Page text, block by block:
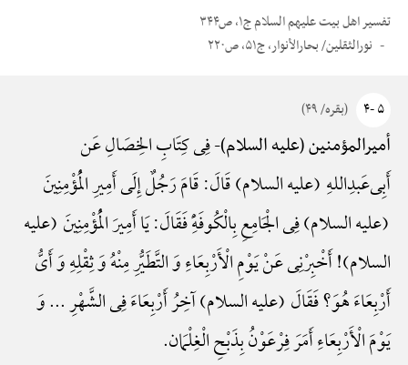
تفسیر اهل بیت علیهم السلام ج۱، ص۳۴۴
نورالثقلین/ بحارالأنوار، ج۵۱، ص۲۲۰
۵ -۴ (بقره/ ۴۹)
أمیرالمؤمنین (علیه السلام)-فِی کِتَابِ الخِصَالِ عَن
أَبِی‌عَبدِ‌اللهِ (علیه السلام) قَالَ: قَامَ رَجُلٌ إِلَی أَمِیرِ الْمُؤْمِنِینَ
(علیه السلام) فِی الْجَامِعِ بِالْکُوفَهًِْ فَقَالَ: یَا أَمِیرَ الْمُؤْمِنِینَ (علیه
السلام)! أَخْبِرْنِی عَنْ یَوْمِ الْأَرْبِعَاءِ وَ التَّطَیُّرِ مِنْهُ وَ ثِقْلِهِ وَ أَیُّ
أَرْبِعَاءَ هُوَ؟ فَقَالَ (علیه السلام) آخِرُ أَرْبِعَاءَ فِی الشَّهْرِ ... وَ
یَوْمَ الْأَرْبِعَاءِ أَمَرَ فِرْعَوْنُ بِذَبْحِ الْغِلْمَان.